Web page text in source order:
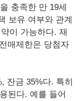
충족한 만 19세
보유 여부와 관계
이 가능하다. 재
매제한은 당첨자
잔금 35%다. 특히
된다. 예를 들어